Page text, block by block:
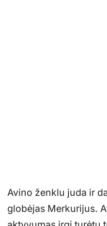
Avino ženklu juda ir
globėjas Merkurijus.